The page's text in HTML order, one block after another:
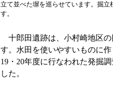
立て並べた塀を巡らせています。掘
す。
十郎田遺跡は、小村崎地区の
す。水田を使いやすいものに
19・20年度に行なわれた発掘
した。